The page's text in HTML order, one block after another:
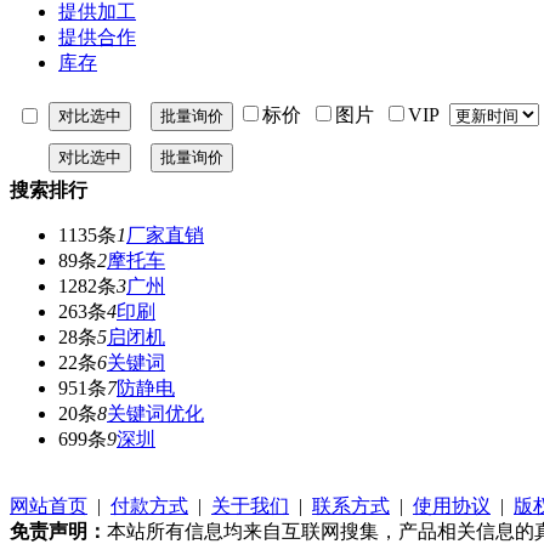
提供加工
提供合作
库存
标价 图片 VIP
搜索排行
1135条1厂家直销
89条2摩托车
1282条3广州
263条4印刷
28条5启闭机
22条6关键词
951条7防静电
20条8关键词优化
699条9深圳
网站首页 | 付款方式 | 关于我们 | 联系方式 | 使用协议 | 版
免责声明： 本站所有信息均来自互联网搜集，产品相关信息